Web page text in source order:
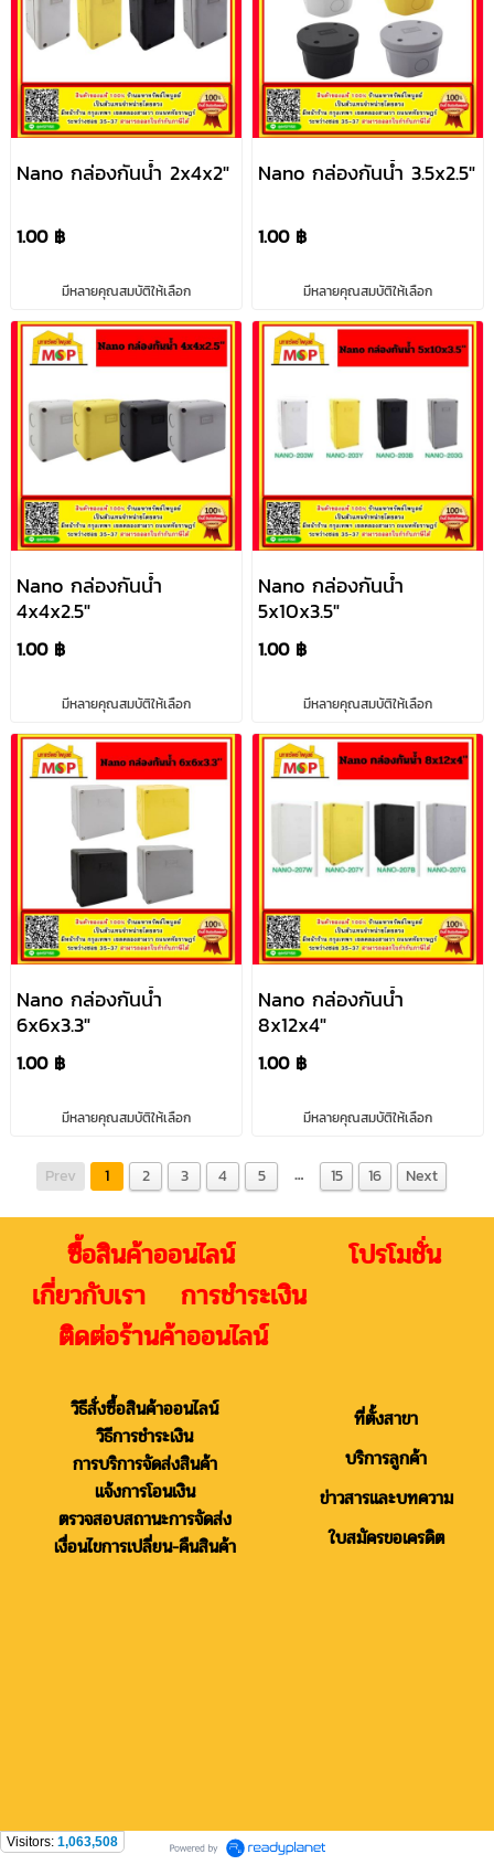
Nano กล่องกันน้ำ 2x4x2"
1.00 ฿
มีหลายคุณสมบัติให้เลือก
Nano กล่องกันน้ำ 3.5x2.5"
1.00 ฿
มีหลายคุณสมบัติให้เลือก
Nano กล่องกันน้ำ
4x4x2.5"
1.00 ฿
มีหลายคุณสมบัติให้เลือก
Nano กล่องกันน้ำ
5x10x3.5"
1.00 ฿
มีหลายคุณสมบัติให้เลือก
Nano กล่องกันน้ำ
6x6x3.3"
1.00 ฿
มีหลายคุณสมบัติให้เลือก
Nano กล่องกันน้ำ
8x12x4"
1.00 ฿
มีหลายคุณสมบัติให้เลือก
Prev 1 2 3 4 5 … 15 16 Next
ซื้อสินค้าออนไลน์ โปรโมชั่น
เกี่ยวกับเรา การชำระเงิน
ติดต่อร้านค้าออนไลน์
วิธีสั่งซื้อสินค้าออนไลน์
วิธีการชำระเงิน
การบริการจัดส่งสินค้า
แจ้งการโอนเงิน
ตรวจสอบสถานะการจัดส่ง
เงื่อนไขการเปลี่ยน-คืนสินค้า
ที่ตั้งสาขา
บริการลูกค้า
ข่าวสารและบทความ
ใบสมัครขอเครดิต
Visitors: 1,063,508